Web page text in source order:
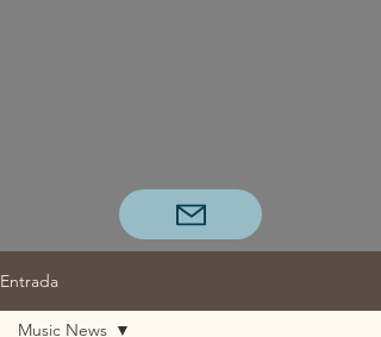
Entrada
Music News